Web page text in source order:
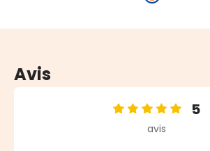
Avis
Note moyenne de 5 sur 5 étoiles
5
avis